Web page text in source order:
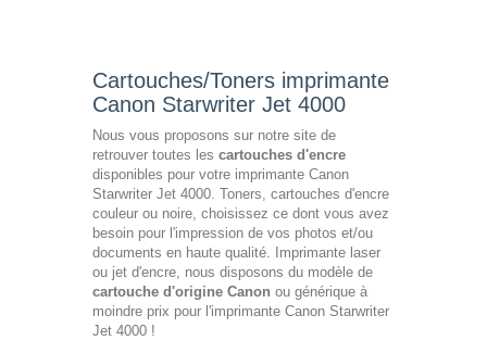
Cartouches/Toners imprimante
Canon Starwriter Jet 4000
Nous vous proposons sur notre site de
retrouver toutes les cartouches d'encre
disponibles pour votre imprimante Canon
Starwriter Jet 4000. Toners, cartouches d'encre
couleur ou noire, choisissez ce dont vous avez
besoin pour l'impression de vos photos et/ou
documents en haute qualité. Imprimante laser
ou jet d'encre, nous disposons du modèle de
cartouche d'origine Canon ou générique à
moindre prix pour l'imprimante Canon Starwriter
Jet 4000 !